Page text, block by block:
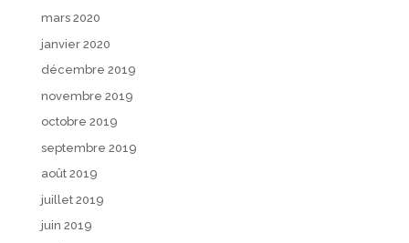
mars 2020
janvier 2020
décembre 2019
novembre 2019
octobre 2019
septembre 2019
août 2019
juillet 2019
juin 2019